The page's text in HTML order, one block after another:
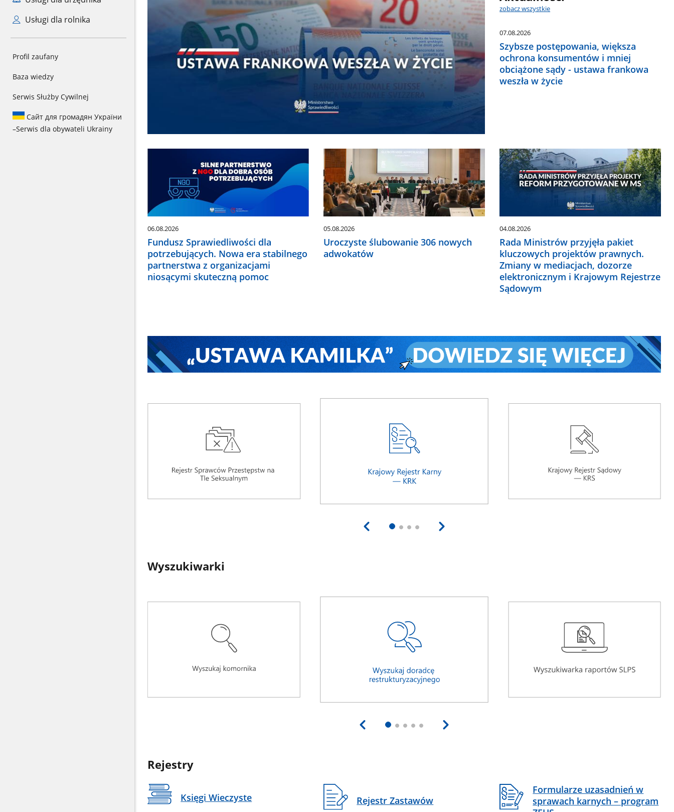
Usługi dla rolnika
Profil zaufany
Baza wiedzy
Serwis Służby Cywilnej
Сайт для громадян України
–Serwis dla obywateli Ukrainy
zobacz wszystkie
07.08.2026
Szybsze postępowania, większa
ochrona konsumentów i mniej
obciążone sądy - ustawa frankowa
weszła w życie
06.08.2026
Fundusz Sprawiedliwości dla
potrzebujących. Nowa era stabilnego
partnerstwa z organizacjami
niosącymi skuteczną pomoc
05.08.2026
Uroczyste ślubowanie 306 nowych
adwokatów
04.08.2026
Rada Ministrów przyjęła pakiet
kluczowych projektów prawnych.
Zmiany w mediacjach, dozorze
elektronicznym i Krajowym Rejestrze
Sądowym
Wyszukiwarki
Rejestry
Księgi Wieczyste Rejestr Zastawów
Formularze uzasadnień w
sprawach karnych – program